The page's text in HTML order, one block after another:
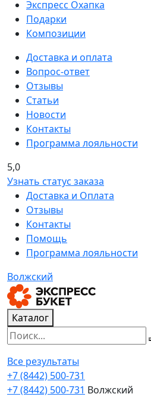
Экспресс Охапка
Подарки
Композиции
Доставка и оплата
Вопрос-ответ
Отзывы
Статьи
Новости
Контакты
Программа лояльности
5,0
Узнать статус заказа
Доставка и Оплата
Отзывы
Контакты
Помощь
Программа лояльности
Волжский
Каталог
Все результаты
+7 (8442) 500-731
+7 (8442) 500-731 Волжский